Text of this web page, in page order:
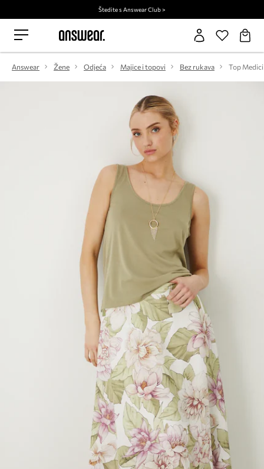
Štedite s Answear Club >
Answear Žene Odjeća Majice i topovi Bez rukava Top